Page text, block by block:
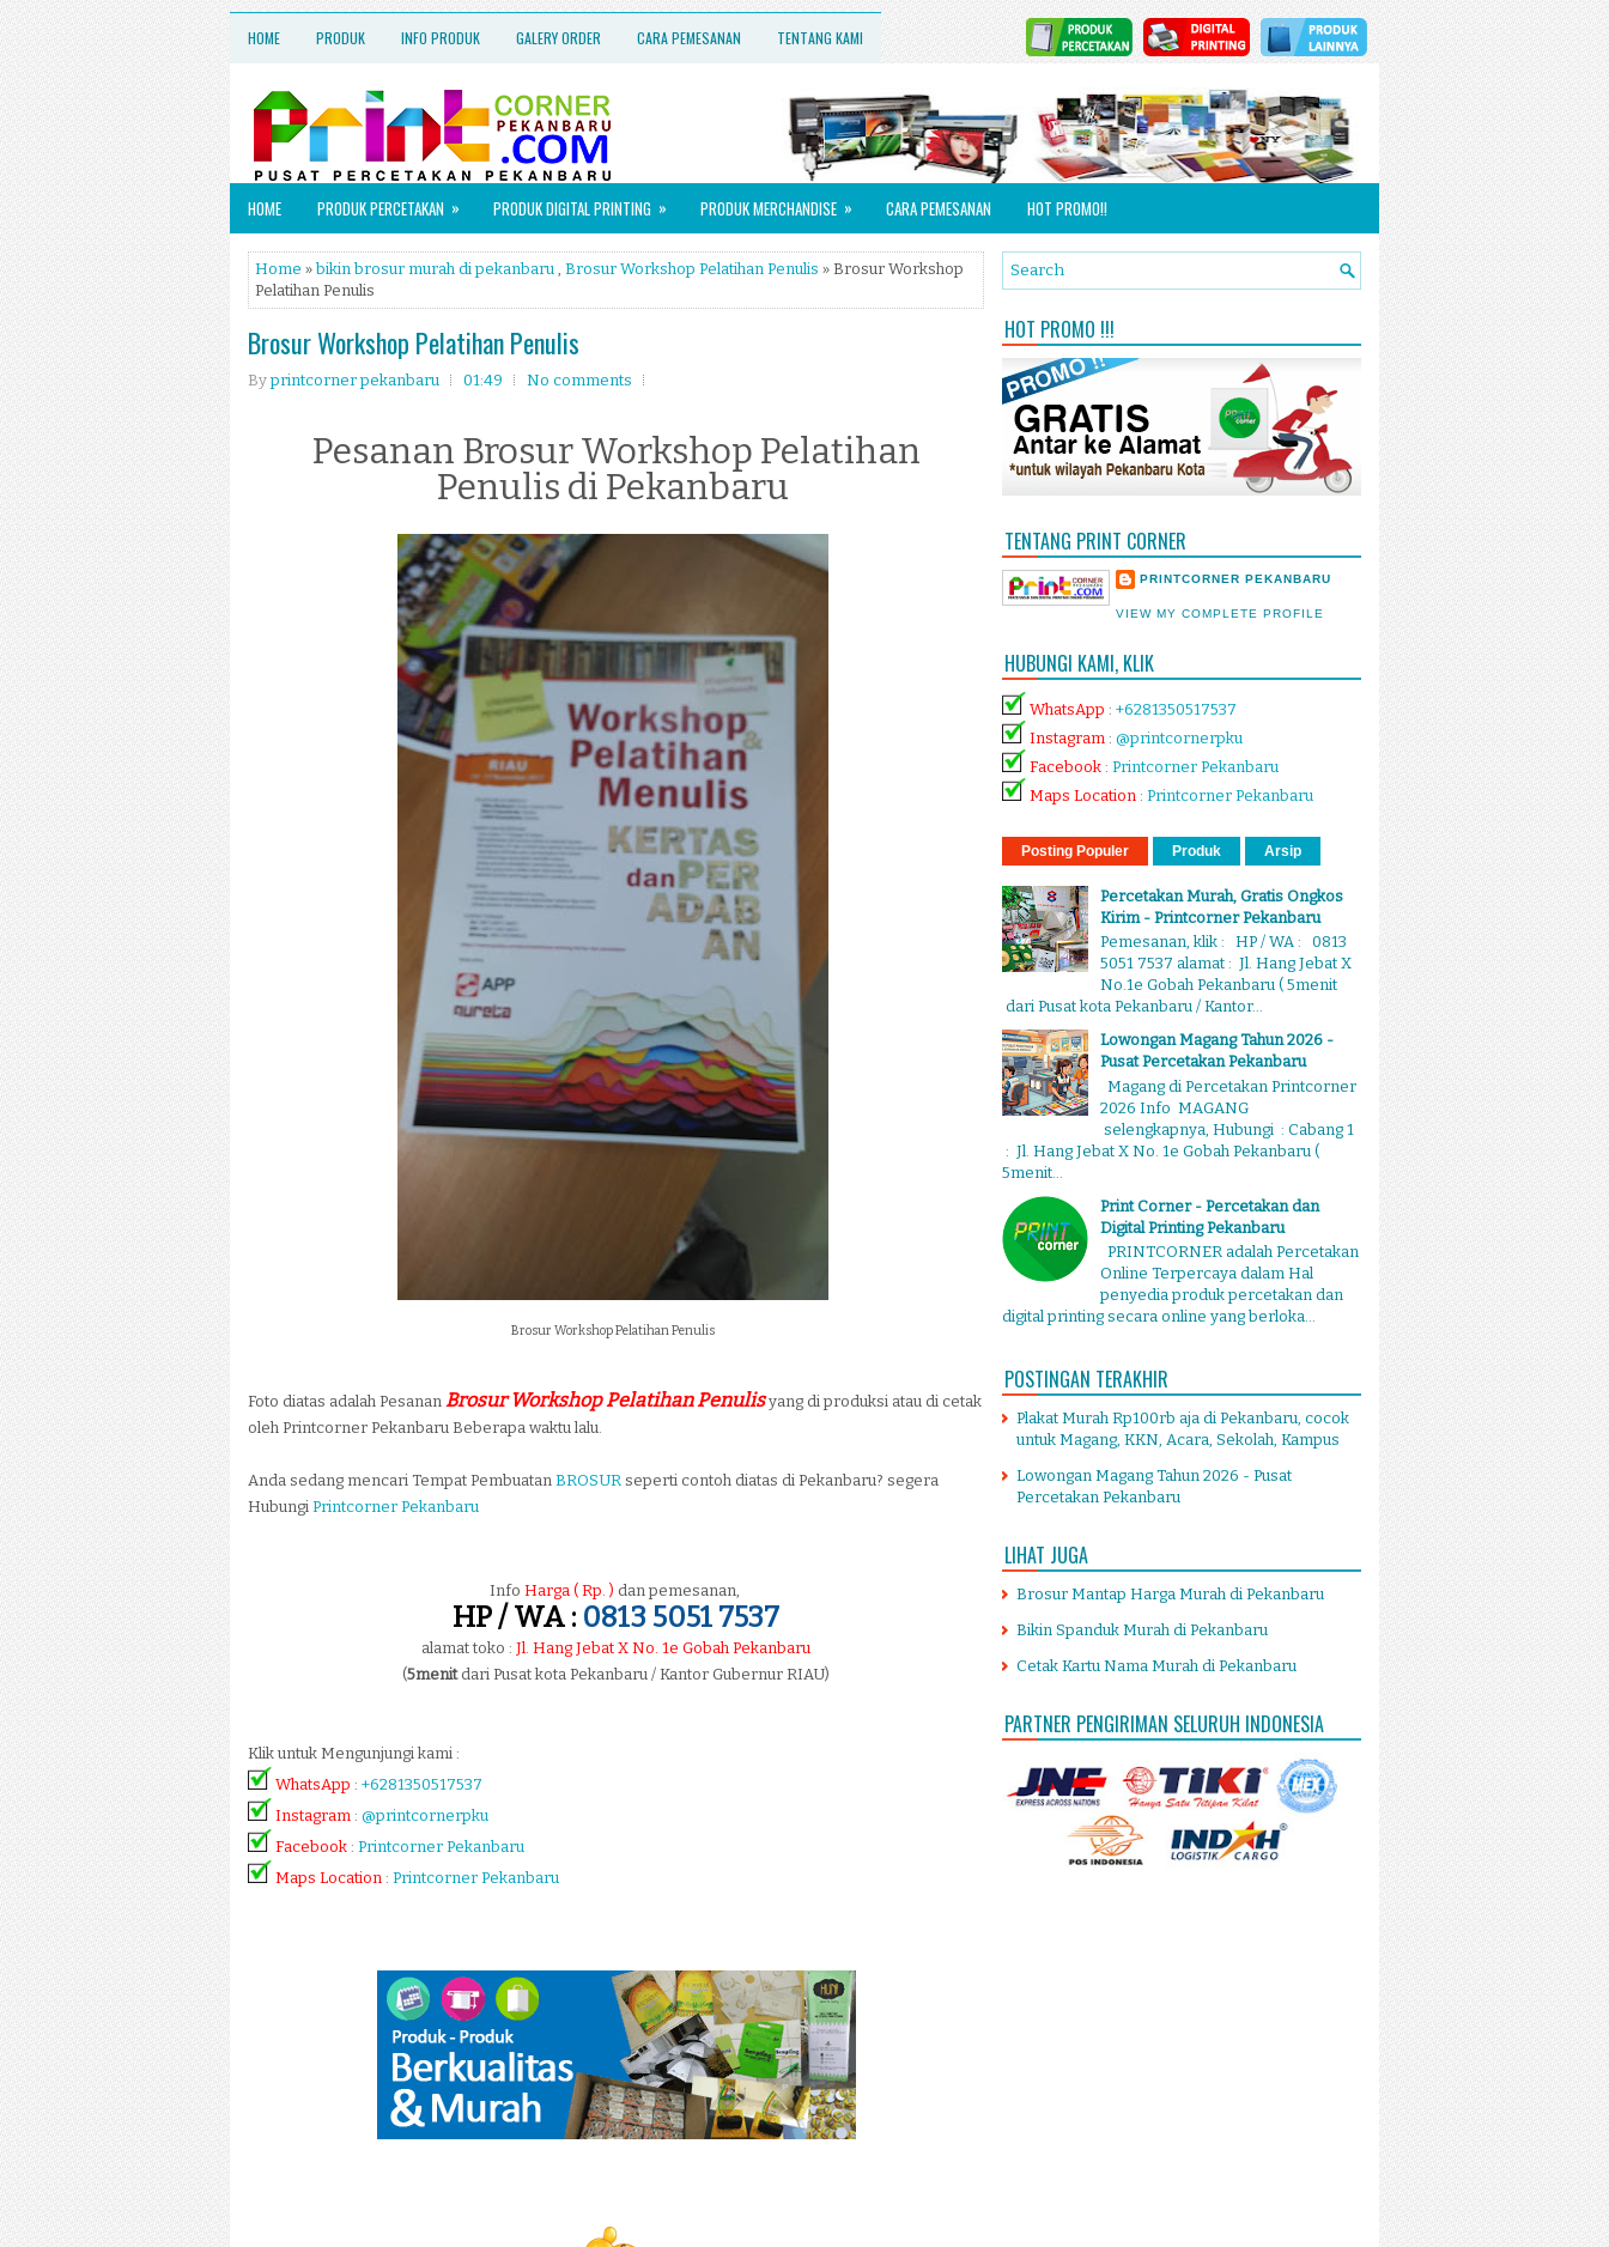
HOME PRODUK INFO PRODUK GALERY ORDER CARA PEMESANAN TENTANG KAMI
HOME PRODUK PERCETAKAN » PRODUK DIGITAL PRINTING » PRODUK MERCHANDISE » CARA PEMESANAN HOT PROMO!!
Home »bikin brosur murah di pekanbaru , Brosur Workshop Pelatihan Penulis » Brosur Workshop
Pelatihan Penulis
Brosur Workshop Pelatihan Penulis
Byprintcorner pekanbaru 01:49 No comments
Pesanan Brosur Workshop Pelatihan
Penulis di Pekanbaru
Brosur Workshop Pelatihan Penulis
Foto diatas adalah Pesanan Brosur Workshop Pelatihan Penulisyang di produksi atau di cetak
oleh Printcorner Pekanbaru Beberapa waktu lalu.
Anda sedang mencari Tempat Pembuatan BROSUR seperti contoh diatas di Pekanbaru? segera
Hubungi Printcorner Pekanbaru
Info Harga ( Rp. ) dan pemesanan,
HP / WA : 0813 5051 7537
alamat toko : Jl. Hang Jebat X No. 1e Gobah Pekanbaru
(5menitdari Pusat kota Pekanbaru / Kantor Gubernur RIAU)
Klik untuk Mengunjungi kami :
WhatsApp : +6281350517537
Instagram : @printcornerpku
Facebook : Printcorner Pekanbaru
Maps Location : Printcorner Pekanbaru
HOT PROMO !!!
TENTANG PRINT CORNER
PRINTCORNER PEKANBARU
VIEW MY COMPLETE PROFILE
HUBUNGI KAMI, KLIK
WhatsApp : +6281350517537
Instagram : @printcornerpku
Facebook : Printcorner Pekanbaru
Maps Location : Printcorner Pekanbaru
Posting Populer Produk Arsip
Percetakan Murah, Gratis Ongkos
Kirim - Printcorner Pekanbaru
Pemesanan, klik : HP / WA : 0813
5051 7537 alamat : Jl. Hang Jebat X
No.1e Gobah Pekanbaru ( 5menit
dari Pusat kota Pekanbaru / Kantor...
Lowongan Magang Tahun 2026 -
Pusat Percetakan Pekanbaru
Magang di Percetakan Printcorner
2026 Info MAGANG
selengkapnya, Hubungi : Cabang 1
: Jl. Hang Jebat X No. 1e Gobah Pekanbaru (
5menit...
Print Corner - Percetakan dan
Digital Printing Pekanbaru
PRINTCORNER adalah Percetakan
Online Terpercaya dalam Hal
penyedia produk percetakan dan
digital printing secara online yang berloka...
POSTINGAN TERAKHIR
Plakat Murah Rp100rb aja di Pekanbaru, cocok
untuk Magang, KKN, Acara, Sekolah, Kampus
Lowongan Magang Tahun 2026 - Pusat
Percetakan Pekanbaru
LIHAT JUGA
Brosur Mantap Harga Murah di Pekanbaru
Bikin Spanduk Murah di Pekanbaru
Cetak Kartu Nama Murah di Pekanbaru
PARTNER PENGIRIMAN SELURUH INDONESIA